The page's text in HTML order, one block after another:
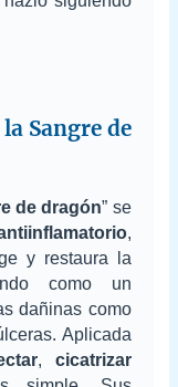
Sangre de
de dragón” se
,
y restaura la
como un
dañinas como
Aplicada
, cicatrizar